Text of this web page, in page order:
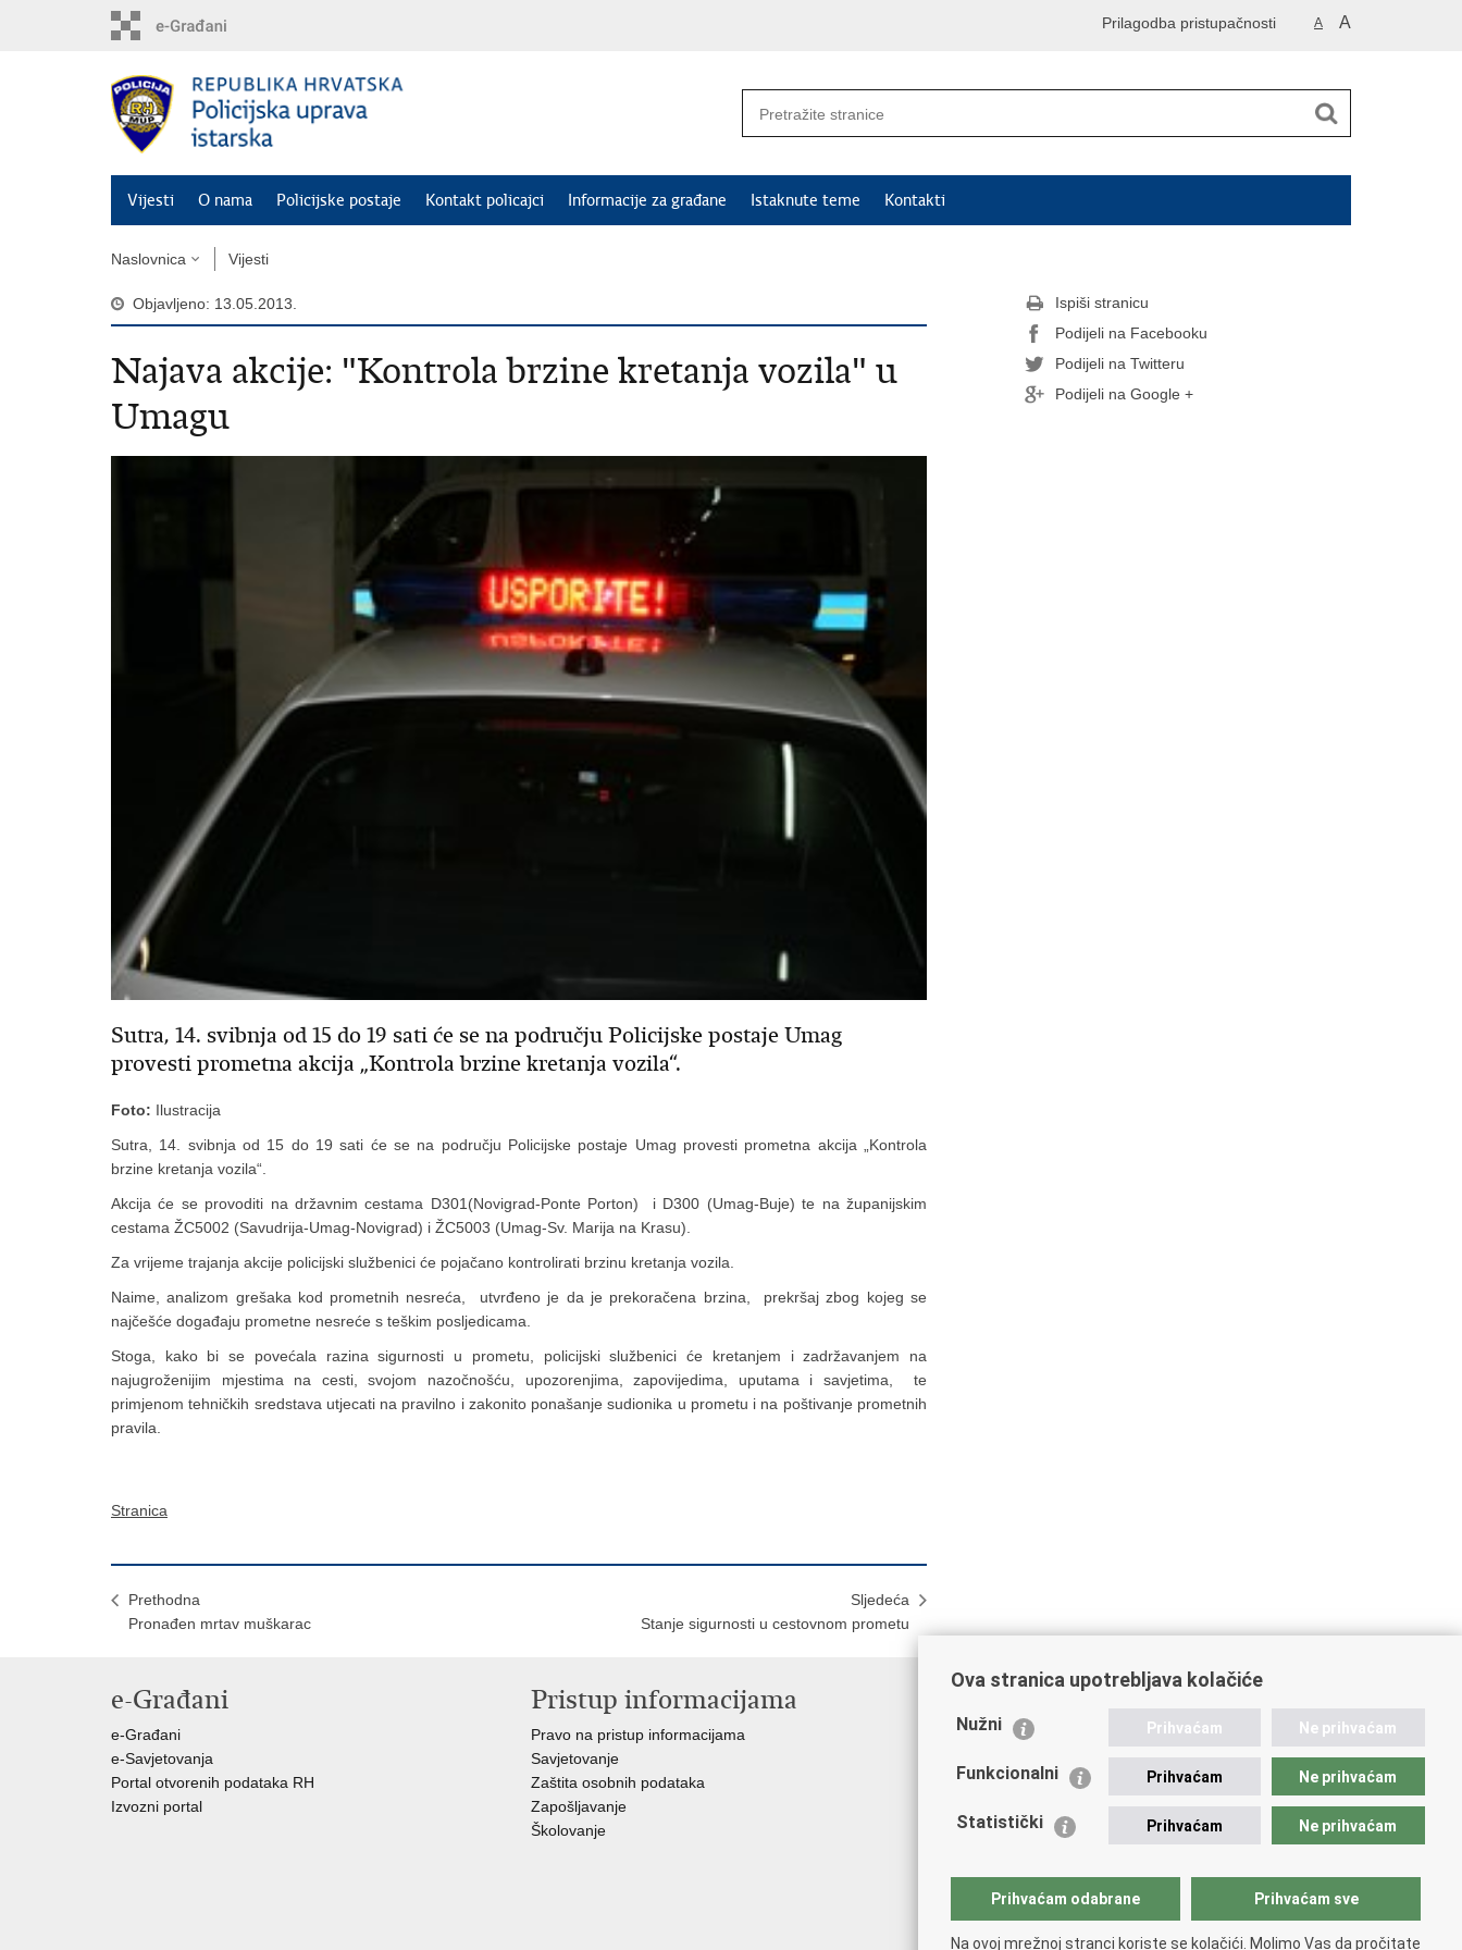
A A
Prilagodba pristupačnosti
Vijesti O nama Policijske postaje Kontakt policajci Informacije za građane Istaknute teme Kontakti
Naslovnica Vijesti
Objavljeno: 13.05.2013.
Najava akcije: "Kontrola brzine kretanja vozila" u
Umagu
Sutra, 14. svibnja od 15 do 19 sati će se na području Policijske postaje Umag
provesti prometna akcija „Kontrola brzine kretanja vozila“.
Foto: Ilustracija
Sutra, 14. svibnja od 15 do 19 sati će se na području Policijske postaje Umag provesti prometna akcija „Kontrola
brzine kretanja vozila“.
Akcija će se provoditi na državnim cestama D301(Novigrad-Ponte Porton) i D300 (Umag-Buje) te na županijskim
cestama ŽC5002 (Savudrija-Umag-Novigrad) i ŽC5003 (Umag-Sv. Marija na Krasu).
Za vrijeme trajanja akcije policijski službenici će pojačano kontrolirati brzinu kretanja vozila.
Naime, analizom grešaka kod prometnih nesreća, utvrđeno je da je prekoračena brzina, prekršaj zbog kojeg se
najčešće događaju prometne nesreće s teškim posljedicama.
Stoga, kako bi se povećala razina sigurnosti u prometu, policijski službenici će kretanjem i zadržavanjem na
najugroženijim mjestima na cesti, svojom nazočnošću, upozorenjima, zapovijedima, uputama i savjetima, te
primjenom tehničkih sredstava utjecati na pravilno i zakonito ponašanje sudionika u prometu i na poštivanje prometnih
pravila.
Stranica
Prethodna
Pronađen mrtav muškarac
Sljedeća
Stanje sigurnosti u cestovnom prometu
Ispiši stranicu
Podijeli na Facebooku
Podijeli na Twitteru
Podijeli na Google +
e-Građani
e-Građani
e-Savjetovanja
Portal otvorenih podataka RH
Izvozni portal
Pristup informacijama
Pravo na pristup informacijama
Savjetovanje
Zaštita osobnih podataka
Zapošljavanje
Školovanje
Važne poveznice
Ministarstvo unutarnjih poslova
Udruge
Policijska akademija
Zaklada policijske solidarnosti
Centar za forenzična ispitivanja, istraživanja i vještačenja
"Ivan Vučetić"
Ova stranica upotrebljava kolačiće
Nužni Prihvaćam Ne prihvaćam
Funkcionalni Prihvaćam Ne prihvaćam
Statistički Prihvaćam Ne prihvaćam
Prihvaćam odabrane Prihvaćam sve
Na ovoj mrežnoj stranci koriste se kolačići. Molimo Vas da pročitate